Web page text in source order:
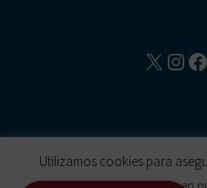
X Instagram Facebook
COPYRIGHT 2021 L.A. ROCK
Utilizamos cookies para